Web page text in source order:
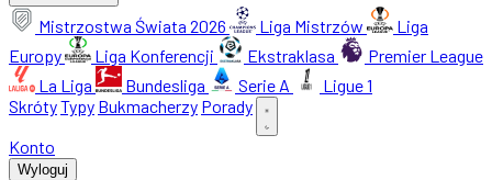
Mistrzostwa Świata 2026 Liga Mistrzów
Liga
Europy
Liga Konferencji Ekstraklasa
Premier League
La Liga
Bundesliga Serie A
Ligue 1
SkrótyTypy Bukmacherzy Porady
Konto
Wyloguj